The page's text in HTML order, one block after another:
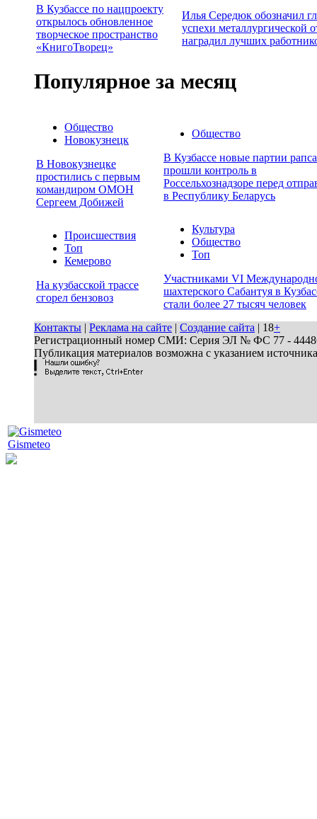
В Кузбассе по нацпроекту
открылось обновленное
творческое пространство
«КнигоТворец»
Илья Середюк обозначил
успехи металлургической
наградил лучших
Популярное за месяц
Общество
Новокузнецк
В Новокузнецке
простились с первым
командиром ОМОН
Сергеем Добижей
Общество
В Кузбассе новые партии рапса
прошли контроль в
Россельхознадзоре перед
в Республику Беларусь
Происшествия
Топ
Кемерово
На кузбасской трассе
сгорел бензовоз
Культура
Общество
Топ
Участниками VI
шахтерского Сабантуя в
стали более 27 тысяч человек
Контакты | Реклама на сайте | Создание сайта | 18+
Регистрационный номер СМИ: Серия ЭЛ № ФС 77 - 44486
Публикация материалов возможна с указанием
Gismeteo